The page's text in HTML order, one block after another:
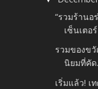
“รวมร้าน
เซ็นเตอร์
รวมของข
นิยมที่คัด
เริ่มแล้ว!